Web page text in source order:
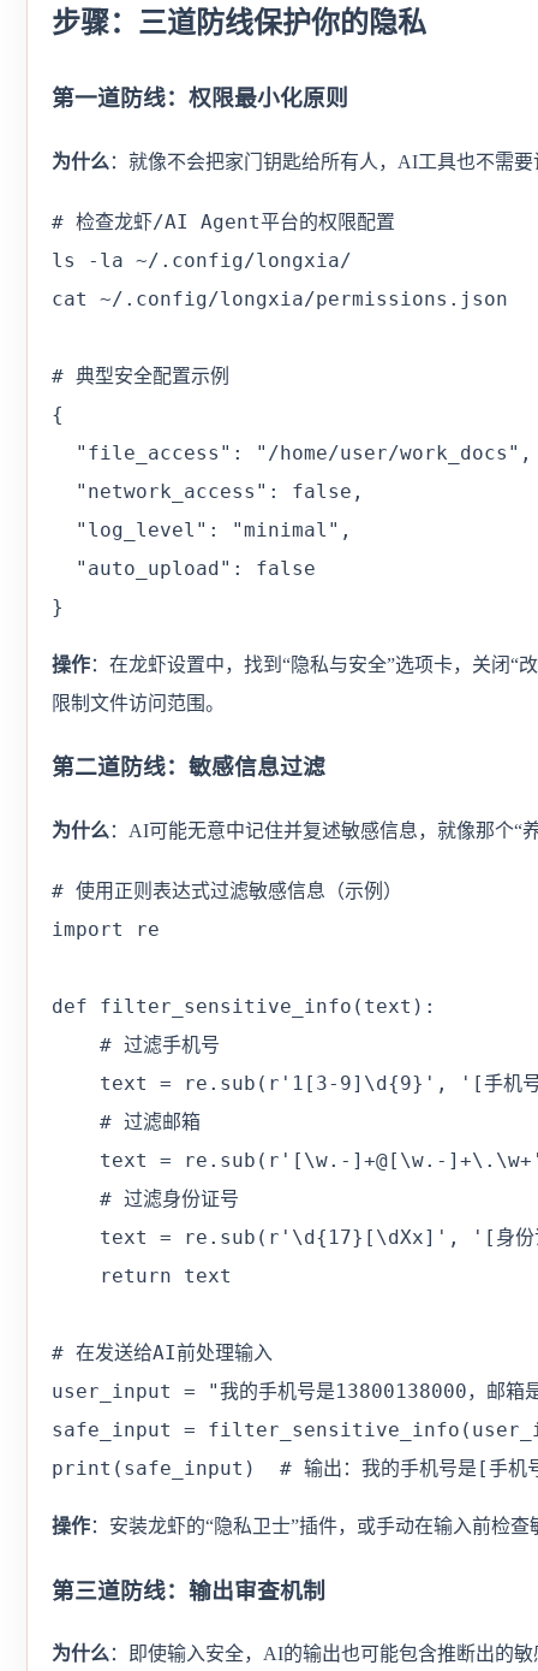
步骤：三道防线保护你的隐私
第一道防线：权限最小化原则
为什么 ：就像不会把家门钥匙给所有人，AI工具也不需
# 检查龙虾/AI Agent平台的权限配置
ls -la ~/.config/longxia/
cat ~/.config/longxia/permissions.json
# 典型安全配置示例
{
"file_access": "/home/user/work_docs",
"network_access": false,
"log_level": "minimal",
"auto_upload": false
}
操作：在龙虾设置中，找到“隐私与安全”选项卡，关闭“
限制文件访问范围。
第二道防线：敏感信息过滤
为什么 ：AI可能无意中记住并复述敏感信息，就像那个“
# 使用正则表达式过滤敏感信息（示例）
import re
def filter_sensitive_info(text):
    # 过滤手机号
text = re.sub(r'1[3-9]\d{9}', '[手机
    # 过滤邮箱
text = re.sub(r'[\w.-]+@[\w.-
    # 过滤身份证号
text = re.sub(r'\d{17}[\dXx]', '[身份
    return text
# 在发送给AI前处理输入
user_input = "我的手机号是13800138000，邮箱
safe_input =
print(safe_input)  # 输出：我的手机号是[手机号
操作：安装龙虾的“隐私卫士”插件，或手动在输入前检查
第三道防线：输出审查机制
为什么：即使输入安全，AI的输出也可能包含推断出的